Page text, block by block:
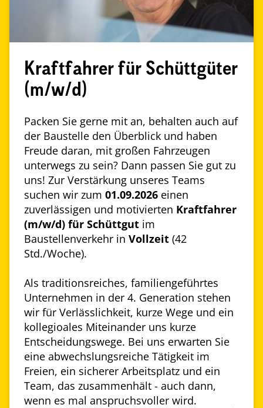
Kraftfahrer für Schüttgüter
(m/w/d)
Packen Sie gerne mit an, behalten auch auf
der Baustelle den Überblick und haben
Freude daran, mit großen Fahrzeugen
unterwegs zu sein? Dann passen Sie gut zu
uns! Zur Verstärkung unseres Teams
suchen wir zum 01.09.2026 einen
zuverlässigen und motivierten Kraftfahrer
(m/w/d) für Schüttgut im
Baustellenverkehr in Vollzeit (42
Std./Woche).
Als traditionsreiches, familiengeführtes
Unternehmen in der 4. Generation stehen
wir für Verlässlichkeit, kurze Wege und ein
kollegioales Miteinander uns kurze
Entscheidungswege. Bei uns erwarten Sie
eine abwechslungsreiche Tätigkeit im
Freien, ein sicherer Arbeitsplatz und ein
Team, das zusammenhält - auch dann,
wenn es mal anspruchsvoller wird.